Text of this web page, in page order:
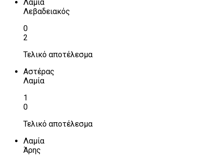
Λαμία
Λεβαδειακός
0
2
Τελικό αποτέλεσμα
Αστέρας
Λαμία
1
0
Τελικό αποτέλεσμα
Λαμία
Άρης